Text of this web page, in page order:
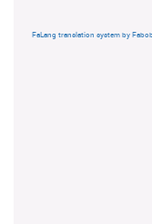
FaLang translation system by